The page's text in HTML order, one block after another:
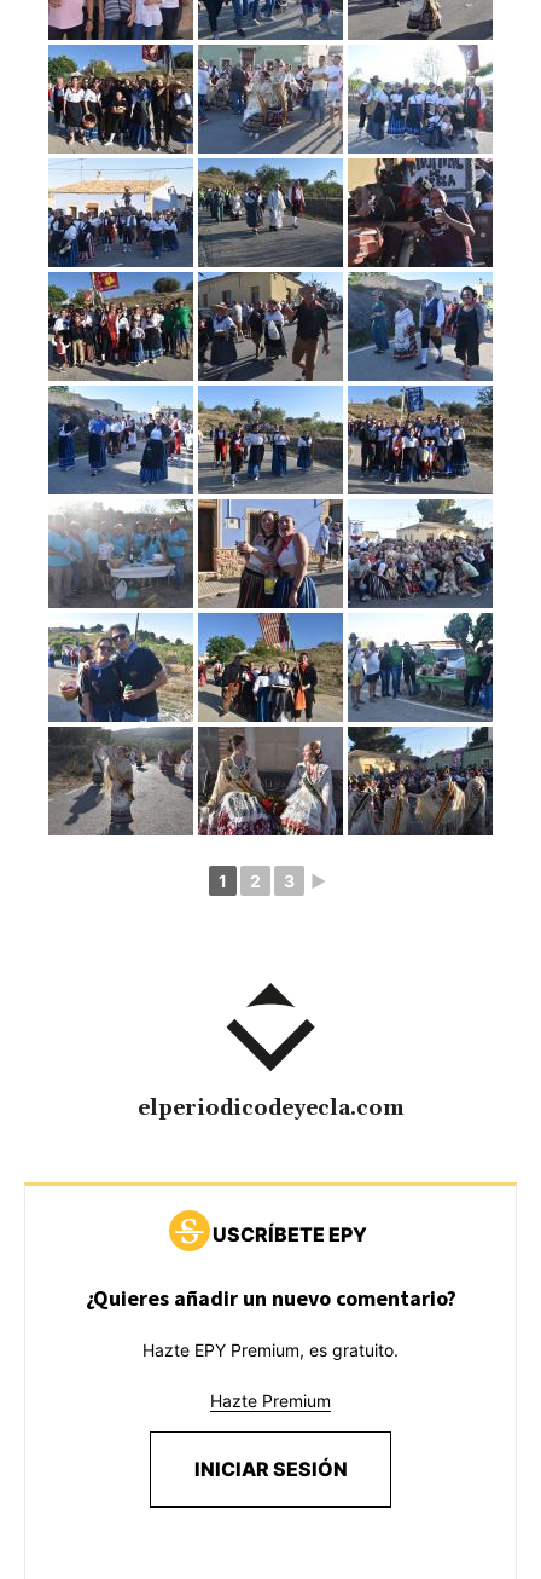
1 2 3 ►
elperiodicodeyecla.com
USCRÍBETE EPY
¿Quieres añadir un nuevo comentario?
Hazte EPY Premium, es gratuito.
Hazte Premium
INICIAR SESIÓN